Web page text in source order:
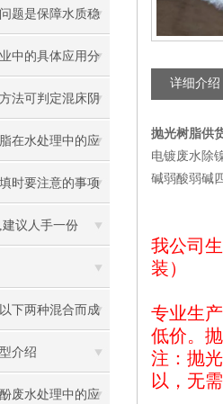
题是保障水质稳
中的具体应用分
法可判定混床阴
要更换
在水处理中的应
时要注意的事项
议人手一份
下两种混合而成
介绍
废水处理中的应
详细介绍
抛光树脂供
电镀废水除
碱弱酸弱碱
我公司
装）
专业生
低价。
注：抛
以，无